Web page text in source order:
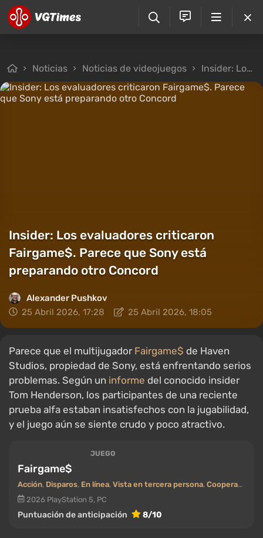
Noticias Noticias de videojuegos Insider: Los evaluadores criticaron Fairgame$. Parece que Sony está preparando otro Concord
Insider: Los evaluadores criticaron
Fairgame$. Parece que Sony está
preparando otro Concord
Alexander Pushkov
25 Abril 2026, 17:28
25 Abril 2026, 18:05
Parece que el multijugador Fairgame$ de Haven
Studios, propiedad de Sony, está enfrentando serios
problemas. Según un informe del conocido insider
Tom Henderson, los participantes de una reciente
prueba alfa estaban insatisfechos con la jugabilidad,
y el juego aún se siente crudo y poco atractivo.
JUEGO
Fairgame$
Acción, Disparos, En línea, Vista en tercera persona, Cooperativo (co-op)
2026 PlayStation 5, PC
Puntuación de anticipación 8/10